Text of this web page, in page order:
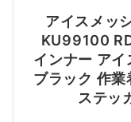
アイスメッ
KU99100
インナー ア
ブラック 作業
ステッ